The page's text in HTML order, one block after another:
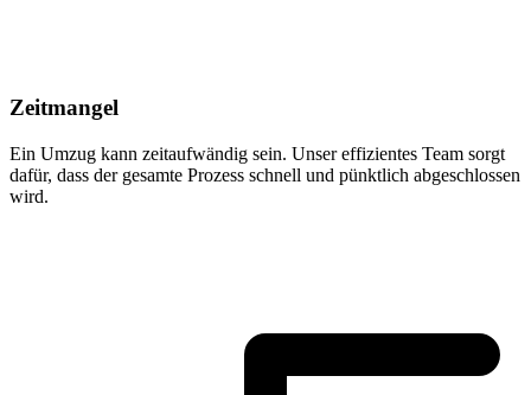
Zeitmangel
Ein Umzug kann zeitaufwändig sein. Unser effizientes Team sorgt
dafür, dass der gesamte Prozess schnell und pünktlich abgeschlossen
wird.